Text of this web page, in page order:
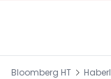
Bloomberg HT